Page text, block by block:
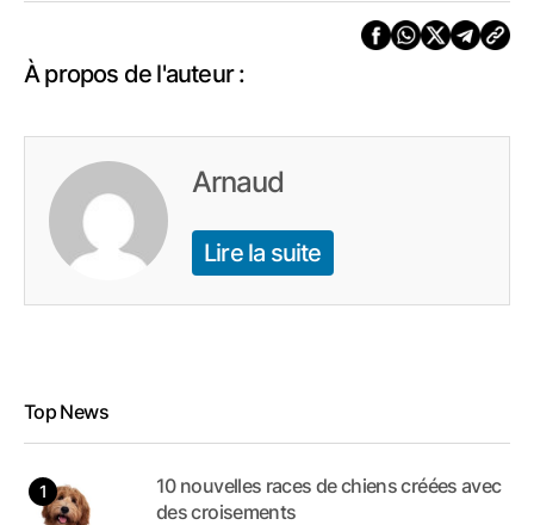
À propos de l'auteur :
Arnaud
Lire la suite
Top News
10 nouvelles races de chiens créées avec
des croisements